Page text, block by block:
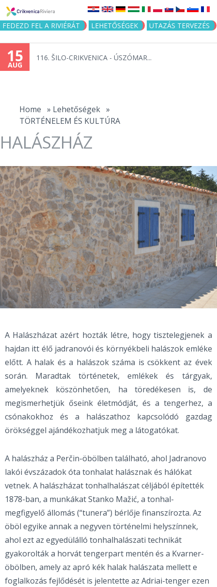
Jump to navigation
FEDEZD FEL A RIVIÉRÁT LEHETŐSÉGEK UTAZÁS TERVEZÉS
15
AUG
116. ŠILO-CRIKVENICA - ÚSZÓMAR...
Home » Lehetőségek »
TÖRTÉNELEM ÉS KULTÚRA
HALÁSZHÁZ
A Halászházat azért hozták létre, hogy tisztelegjenek a
hajdan itt élő jadranovói és környékbeli halászok emléke
előtt. A halak és a halászok száma is csökkent az évek
során. Maradtak történetek, emlékek és tárgyak,
amelyeknek köszönhetően, ha töredékesen is, de
megismerhetjük őseink életmódját, és a tengerhez, a
csónakokhoz és a halászathoz kapcsolódó gazdag
örökséggel ajándékozhatjuk meg a látogatókat.
A halászház a Perčin-öbölben található, ahol Jadranovo
lakói évszázadok óta tonhalat halásznak és hálókat
vetnek. A halászházat tonhalhalászat céljából építették
1878-ban, a munkákat Stanko Mažić, a tonhal-
megfigyelő állomás (“tunera”) bérlője finanszírozta. Az
öböl egyike annak a negyven történelmi helyszínnek,
ahol ezt az egyedülálló tonhalhalászati technikát
gyakorolták a horvát tengerpart mentén és a Kvarner-
öbölben, amely az apró kék halak halászata mellett e
foglalkozás fejlődését is jelentette az Adriai-tenger ezen